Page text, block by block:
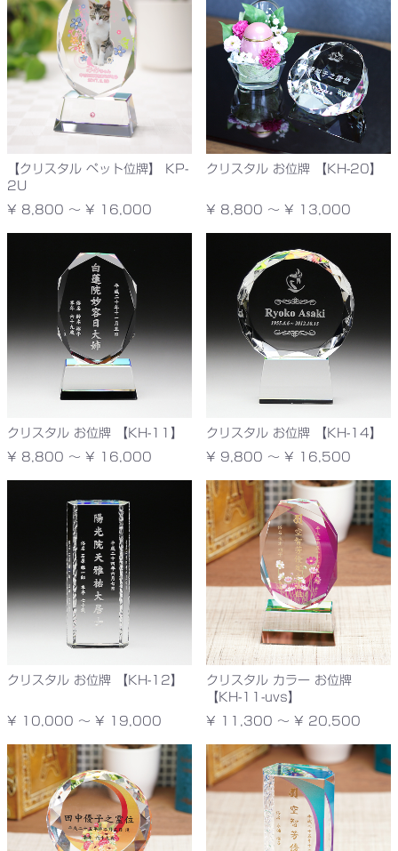
【クリスタル ペット位牌】 KP-
2U
¥ 8,800 ～ ¥ 16,000
クリスタル お位牌 【KH-20】
¥ 8,800 ～ ¥ 13,000
クリスタル お位牌 【KH-11】
¥ 8,800 ～ ¥ 16,000
クリスタル お位牌 【KH-14】
¥ 9,800 ～ ¥ 16,500
クリスタル お位牌 【KH-12】
¥ 10,000 ～ ¥ 19,000
クリスタル カラー お位牌
【KH-11-uvs】
¥ 11,300 ～ ¥ 20,500